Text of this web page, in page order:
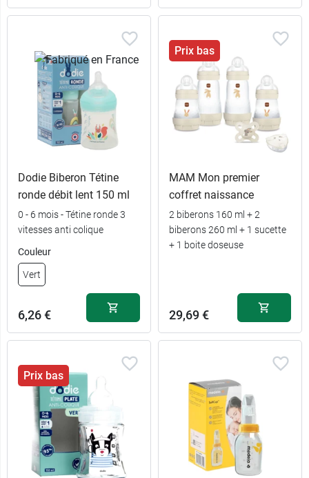
Dodie Biberon Tétine
ronde débit lent 150 ml
0 - 6 mois - Tétine ronde 3
vitesses anti colique
Couleur
Vert
6,26 €
Prix bas
MAM Mon premier
coffret naissance
2 biberons 160 ml + 2
biberons 260 ml + 1 sucette
+ 1 boite doseuse
29,69 €
Prix bas